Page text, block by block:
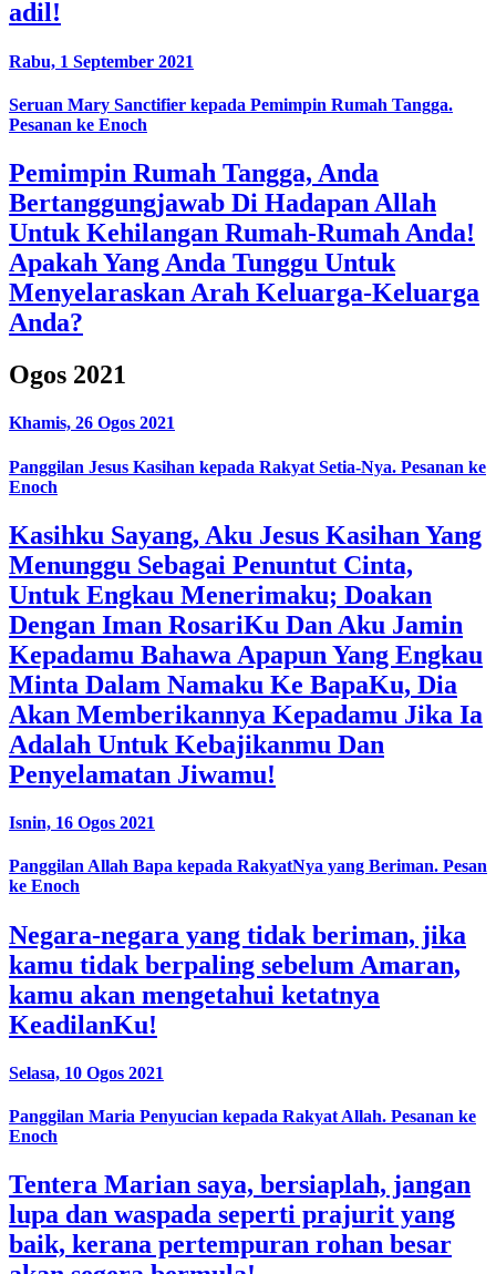
adil!
Rabu, 1 September 2021
Seruan Mary Sanctifier kepada Pemimpin Rumah Tangga.
Pesanan ke Enoch
Pemimpin Rumah Tangga, Anda
Bertanggungjawab Di Hadapan Allah
Untuk Kehilangan Rumah-Rumah Anda!
Apakah Yang Anda Tunggu Untuk
Menyelaraskan Arah Keluarga-Keluarga
Anda?
Ogos 2021
Khamis, 26 Ogos 2021
Panggilan Jesus Kasihan kepada Rakyat Setia-Nya. Pesanan ke
Enoch
Kasihku Sayang, Aku Jesus Kasihan Yang
Menunggu Sebagai Penuntut Cinta,
Untuk Engkau Menerimaku; Doakan
Dengan Iman RosariKu Dan Aku Jamin
Kepadamu Bahawa Apapun Yang Engkau
Minta Dalam Namaku Ke BapaKu, Dia
Akan Memberikannya Kepadamu Jika Ia
Adalah Untuk Kebajikanmu Dan
Penyelamatan Jiwamu!
Isnin, 16 Ogos 2021
Panggilan Allah Bapa kepada RakyatNya yang Beriman. Pesan
ke Enoch
Negara-negara yang tidak beriman, jika
kamu tidak berpaling sebelum Amaran,
kamu akan mengetahui ketatnya
KeadilanKu!
Selasa, 10 Ogos 2021
Panggilan Maria Penyucian kepada Rakyat Allah. Pesanan ke
Enoch
Tentera Marian saya, bersiaplah, jangan
lupa dan waspada seperti prajurit yang
baik, kerana pertempuran rohan besar